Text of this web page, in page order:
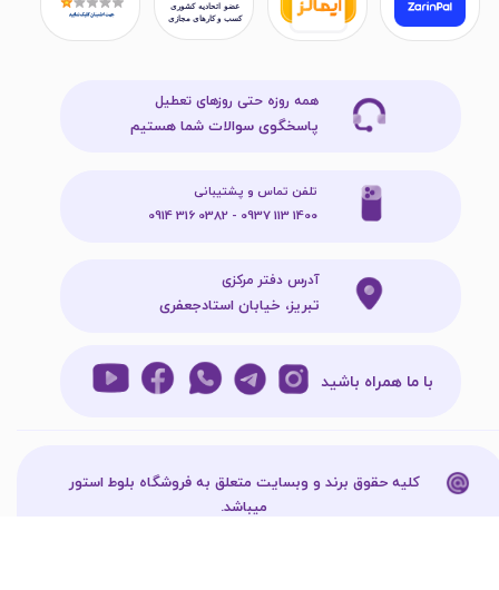
با ما همراه باشید
همه روزه حتی روزهای تعطیل
پاسخگوی سوالات شما هستیم
آدرس دفتر مرکزی
تبریز، خیابان استادجعفری
تلفن تماس و پشتیبانی
1400 113 0937 - 0382 316 0914
کلیه حقوق برند و وبسایت متعلق به فروشگاه بلوط استور
میباشد.​​​​​​​